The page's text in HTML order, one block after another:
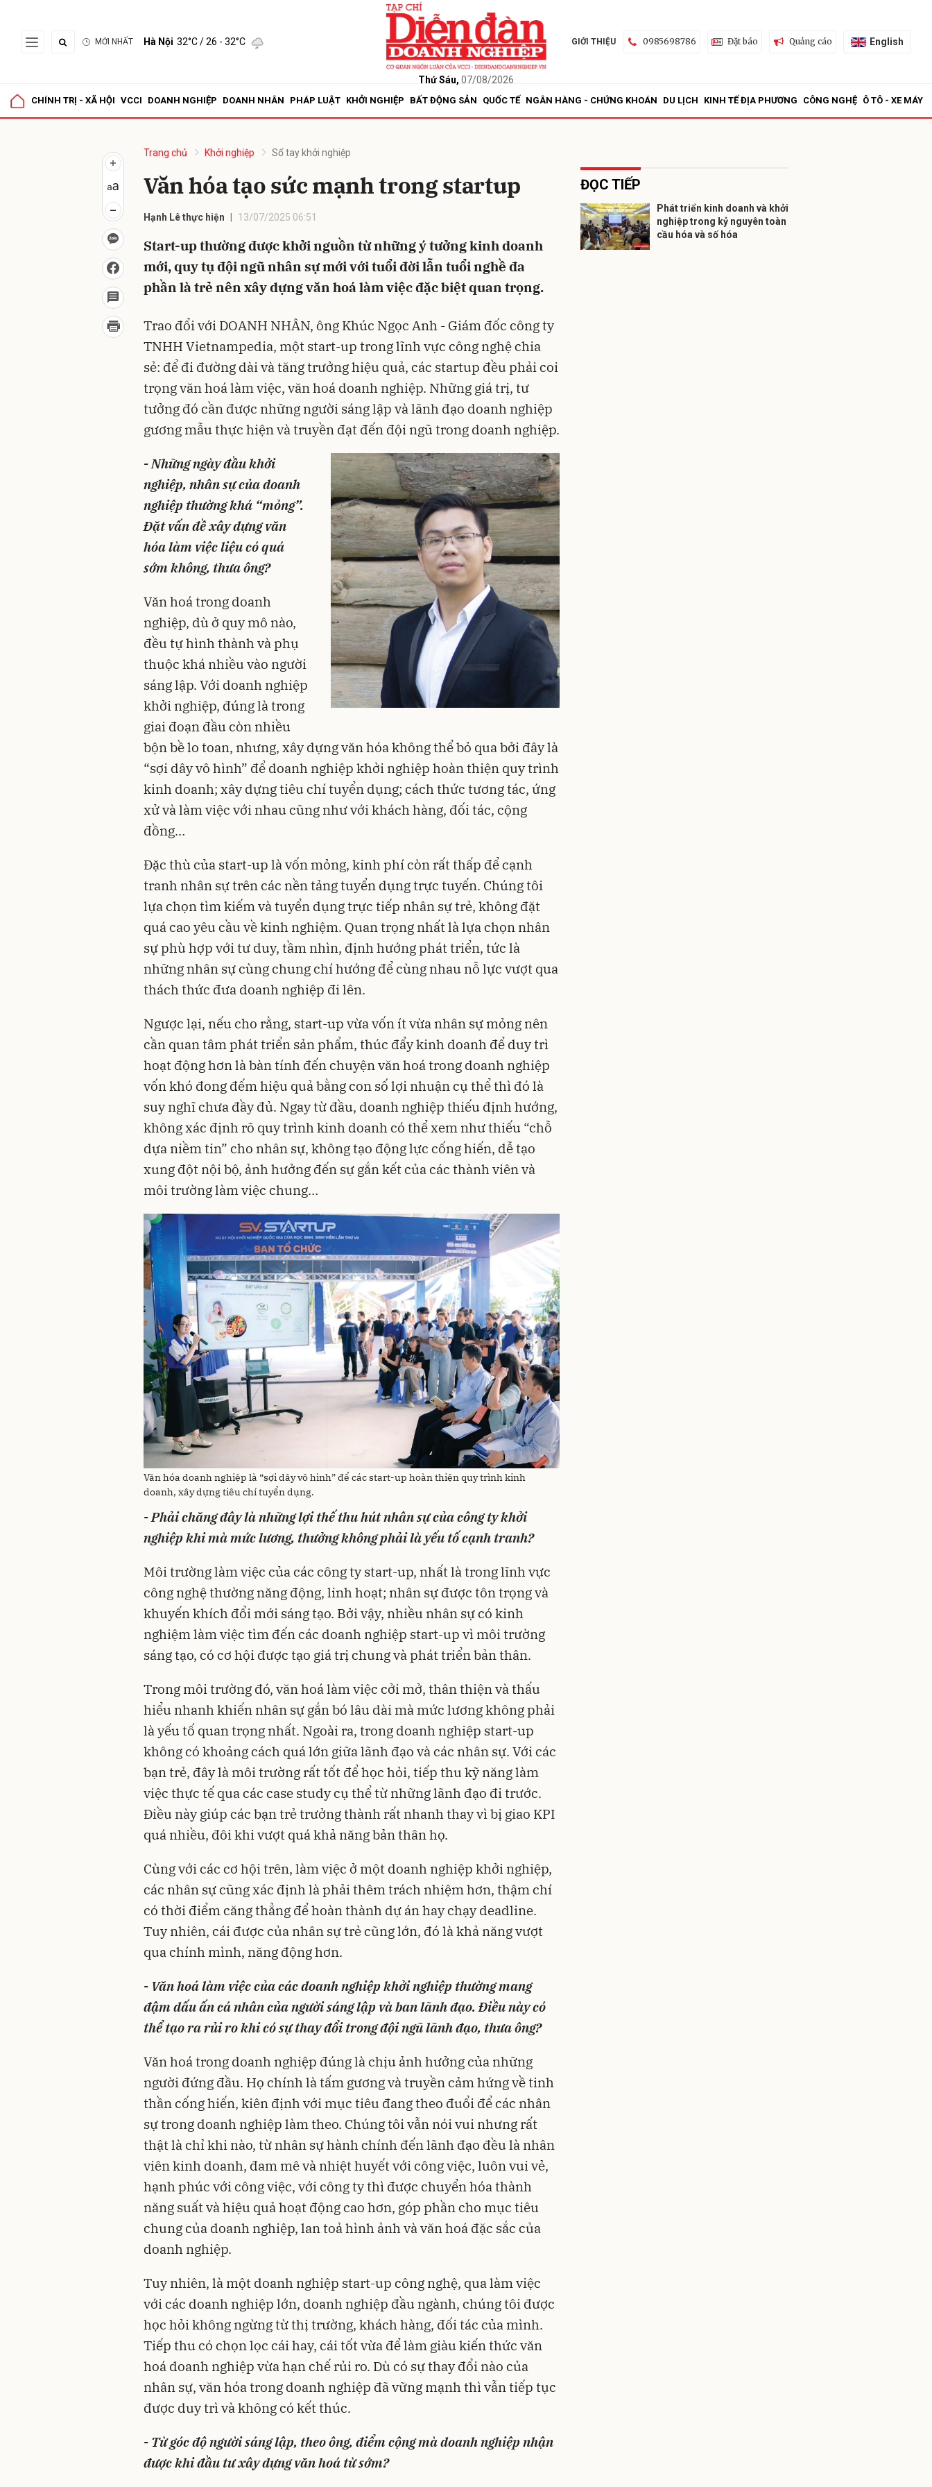
MỚI NHẤT Hà Nội 32°C/ 26 - 32°C
Thứ Sáu, 07/08/2026
GIỚI THIỆU 0985698786 Đặt báo Quảng cáo English
CHÍNH TRỊ - XÃ HỘI VCCI DOANH NGHIỆP DOANH NHÂN PHÁP LUẬT KHỞI NGHIỆP BẤT ĐỘNG SẢN QUỐC TẾ NGÂN HÀNG - CHỨNG KHOÁN DU LỊCH KINH TẾ ĐỊA PHƯƠNG CÔNG NGHỆ Ô TÔ - XE MÁY
Trang chủ Khởi nghiệp Sổ tay khởi nghiệp
Văn hóa tạo sức mạnh trong startup
Hạnh Lê thực hiện 13/07/2025 06:51
Start-up thường được khởi nguồn từ những ý tưởng kinh doanh
mới, quy tụ đội ngũ nhân sự mới với tuổi đời lẫn tuổi nghề đa
phần là trẻ nên xây dựng văn hoá làm việc đặc biệt quan trọng.
Trao đổi với DOANH NHÂN, ông Khúc Ngọc Anh - Giám đốc công ty
TNHH Vietnampedia, một start-up trong lĩnh vực công nghệ chia
sẻ: để đi đường dài và tăng trưởng hiệu quả, các startup đều phải coi
trọng văn hoá làm việc, văn hoá doanh nghiệp. Những giá trị, tư
tưởng đó cần được những người sáng lập và lãnh đạo doanh nghiệp
gương mẫu thực hiện và truyền đạt đến đội ngũ trong doanh nghiệp.
- Những ngày đầu khởi
nghiệp, nhân sự của doanh
nghiệp thường khá “mỏng”.
Đặt vấn đề xây dựng văn
hóa làm việc liệu có quá
sớm không, thưa ông?
Văn hoá trong doanh
nghiệp, dù ở quy mô nào,
đều tự hình thành và phụ
thuộc khá nhiều vào người
sáng lập. Với doanh nghiệp
khởi nghiệp, đúng là trong
giai đoạn đầu còn nhiều
bộn bề lo toan, nhưng, xây dựng văn hóa không thể bỏ qua bởi đây là
“sợi dây vô hình” để doanh nghiệp khởi nghiệp hoàn thiện quy trình
kinh doanh; xây dựng tiêu chí tuyển dụng; cách thức tương tác, ứng
xử và làm việc với nhau cũng như với khách hàng, đối tác, cộng
đồng…
Đặc thù của start-up là vốn mỏng, kinh phí còn rất thấp để cạnh
tranh nhân sự trên các nền tảng tuyển dụng trực tuyến. Chúng tôi
lựa chọn tìm kiếm và tuyển dụng trực tiếp nhân sự trẻ, không đặt
quá cao yêu cầu về kinh nghiệm. Quan trọng nhất là lựa chọn nhân
sự phù hợp với tư duy, tầm nhìn, định hướng phát triển, tức là
những nhân sự cùng chung chí hướng để cùng nhau nỗ lực vượt qua
thách thức đưa doanh nghiệp đi lên.
Ngược lại, nếu cho rằng, start-up vừa vốn ít vừa nhân sự mỏng nên
cần quan tâm phát triển sản phẩm, thúc đẩy kinh doanh để duy trì
hoạt động hơn là bàn tính đến chuyện văn hoá trong doanh nghiệp
vốn khó đong đếm hiệu quả bằng con số lợi nhuận cụ thể thì đó là
suy nghĩ chưa đầy đủ. Ngay từ đầu, doanh nghiệp thiếu định hướng,
không xác định rõ quy trình kinh doanh có thể xem như thiếu “chỗ
dựa niềm tin” cho nhân sự, không tạo động lực cống hiến, dễ tạo
xung đột nội bộ, ảnh hưởng đến sự gắn kết của các thành viên và
môi trường làm việc chung…
Văn hóa doanh nghiệp là “sợi dây vô hình” để các start-up hoàn thiện quy trình kinh
doanh, xây dựng tiêu chí tuyển dụng.
- Phải chăng đây là những lợi thế thu hút nhân sự của công ty khởi
nghiệp khi mà mức lương, thưởng không phải là yếu tố cạnh tranh?
Môi trường làm việc của các công ty start-up, nhất là trong lĩnh vực
công nghệ thường năng động, linh hoạt; nhân sự được tôn trọng và
khuyến khích đổi mới sáng tạo. Bởi vậy, nhiều nhân sự có kinh
nghiệm làm việc tìm đến các doanh nghiệp start-up vì môi trường
sáng tạo, có cơ hội được tạo giá trị chung và phát triển bản thân.
Trong môi trường đó, văn hoá làm việc cởi mở, thân thiện và thấu
hiểu nhanh khiến nhân sự gắn bó lâu dài mà mức lương không phải
là yếu tố quan trọng nhất. Ngoài ra, trong doanh nghiệp start-up
không có khoảng cách quá lớn giữa lãnh đạo và các nhân sự. Với các
bạn trẻ, đây là môi trường rất tốt để học hỏi, tiếp thu kỹ năng làm
việc thực tế qua các case study cụ thể từ những lãnh đạo đi trước.
Điều này giúp các bạn trẻ trưởng thành rất nhanh thay vì bị giao KPI
quá nhiều, đôi khi vượt quá khả năng bản thân họ.
Cùng với các cơ hội trên, làm việc ở một doanh nghiệp khởi nghiệp,
các nhân sự cũng xác định là phải thêm trách nhiệm hơn, thậm chí
có thời điểm căng thẳng để hoàn thành dự án hay chạy deadline.
Tuy nhiên, cái được của nhân sự trẻ cũng lớn, đó là khả năng vượt
qua chính mình, năng động hơn.
- Văn hoá làm việc của các doanh nghiệp khởi nghiệp thường mang
đậm dấu ấn cá nhân của người sáng lập và ban lãnh đạo. Điều này có
thể tạo ra rủi ro khi có sự thay đổi trong đội ngũ lãnh đạo, thưa ông?
Văn hoá trong doanh nghiệp đúng là chịu ảnh hưởng của những
người đứng đầu. Họ chính là tấm gương và truyền cảm hứng về tinh
thần cống hiến, kiên định với mục tiêu đang theo đuổi để các nhân
sự trong doanh nghiệp làm theo. Chúng tôi vẫn nói vui nhưng rất
thật là chỉ khi nào, từ nhân sự hành chính đến lãnh đạo đều là nhân
viên kinh doanh, đam mê và nhiệt huyết với công việc, luôn vui vẻ,
hạnh phúc với công việc, với công ty thì được chuyển hóa thành
năng suất và hiệu quả hoạt động cao hơn, góp phần cho mục tiêu
chung của doanh nghiệp, lan toả hình ảnh và văn hoá đặc sắc của
doanh nghiệp.
Tuy nhiên, là một doanh nghiệp start-up công nghệ, qua làm việc
với các doanh nghiệp lớn, doanh nghiệp đầu ngành, chúng tôi được
học hỏi không ngừng từ thị trường, khách hàng, đối tác của mình.
Tiếp thu có chọn lọc cái hay, cái tốt vừa để làm giàu kiến thức văn
hoá doanh nghiệp vừa hạn chế rủi ro. Dù có sự thay đổi nào của
nhân sự, văn hóa trong doanh nghiệp đã vững mạnh thì vẫn tiếp tục
được duy trì và không có kết thúc.
- Từ góc độ người sáng lập, theo ông, điểm cộng mà doanh nghiệp nhận
được khi đầu tư xây dựng văn hoá từ sớm?
ĐỌC TIẾP
Phát triển kinh doanh và khởi
nghiệp trong kỷ nguyên toàn
cầu hóa và số hóa
Gửi